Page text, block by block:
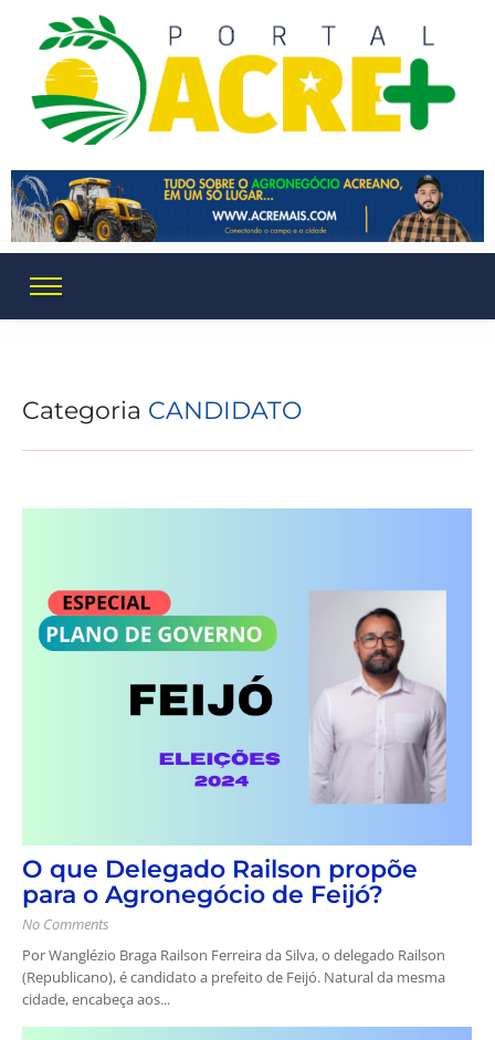
Categoria CANDIDATO
O que Delegado Railson propõe
para o Agronegócio de Feijó?
No Comments
Por Wanglézio Braga Railson Ferreira da Silva, o delegado Railson
(Republicano), é candidato a prefeito de Feijó. Natural da mesma
cidade, encabeça aos...